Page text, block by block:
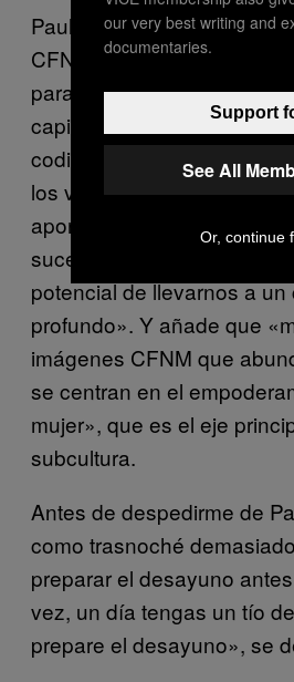
Paul nos ofrece su visión
CFNM. «Claro que se trata
para mí, es mucho más
capitalismo desenfrenado,
codicia, su competencia,
los valores del
aporte contra la cultura
sucede en la esfera
potencial de llevarnos a
profundo». Y añade que
imágenes CFNM que
se centran en el
mujer», que es el eje
subcultura.
Antes de despedirme de
como trasnoché
preparar el desayuno
vez, un día tengas un tío
prepare el desayuno», se
our very best writing and
documentaries.
Support
See All
Or, continue